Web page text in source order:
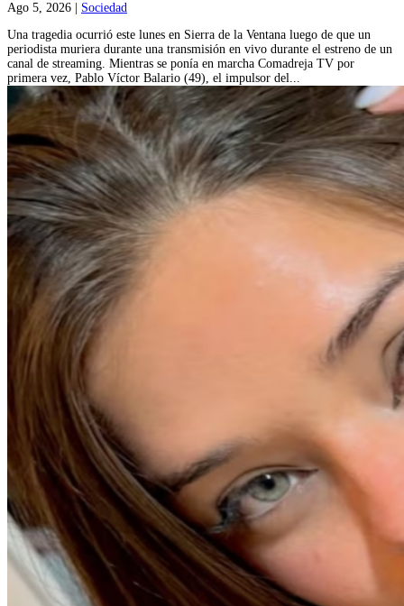
Ago 5, 2026
Sociedad
Una tragedia ocurrió este lunes en Sierra de la Ventana luego de que un
periodista muriera durante una transmisión en vivo durante el estreno de un
canal de streaming. Mientras se ponía en marcha Comadreja TV por
primera vez, Pablo Víctor Balario (49), el impulsor del...